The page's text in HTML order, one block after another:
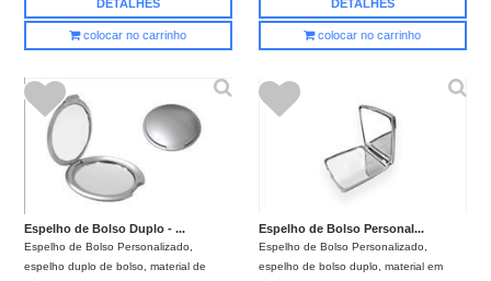
DETALHES
colocar no carrinho
DETALHES
colocar no carrinho
Espelho de Bolso Duplo - ...
Espelho de Bolso Personalizado,
espelho duplo de bolso, material de
Espelho de Bolso Personal...
Espelho de Bolso Personalizado,
espelho de bolso duplo, material em